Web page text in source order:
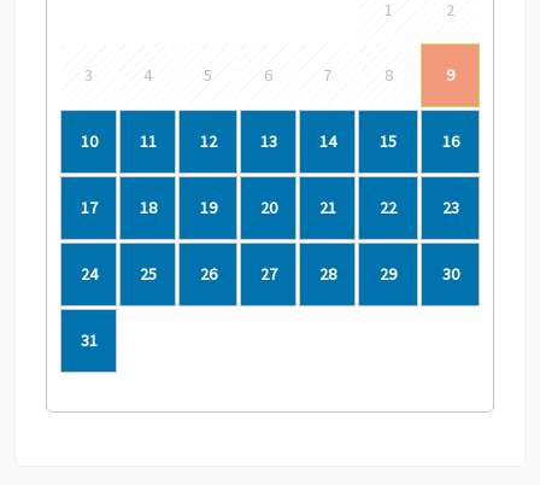
1 2
3 4 5 6 7 8 9
10 11 12 13 14 15 16
17 18 19 20 21 22 23
24 25 26 27 28 29 30
31